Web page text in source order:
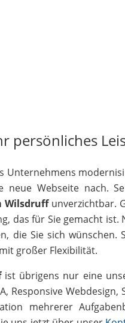
persönliches
Unternehmens
Webseite nach.
Wilsdruffunverzichtbar.
das für Sie gemacht
die Sie sich wünschen.
großer Flexibilität.
ist übrigens nur eine
Responsive
mehrerer